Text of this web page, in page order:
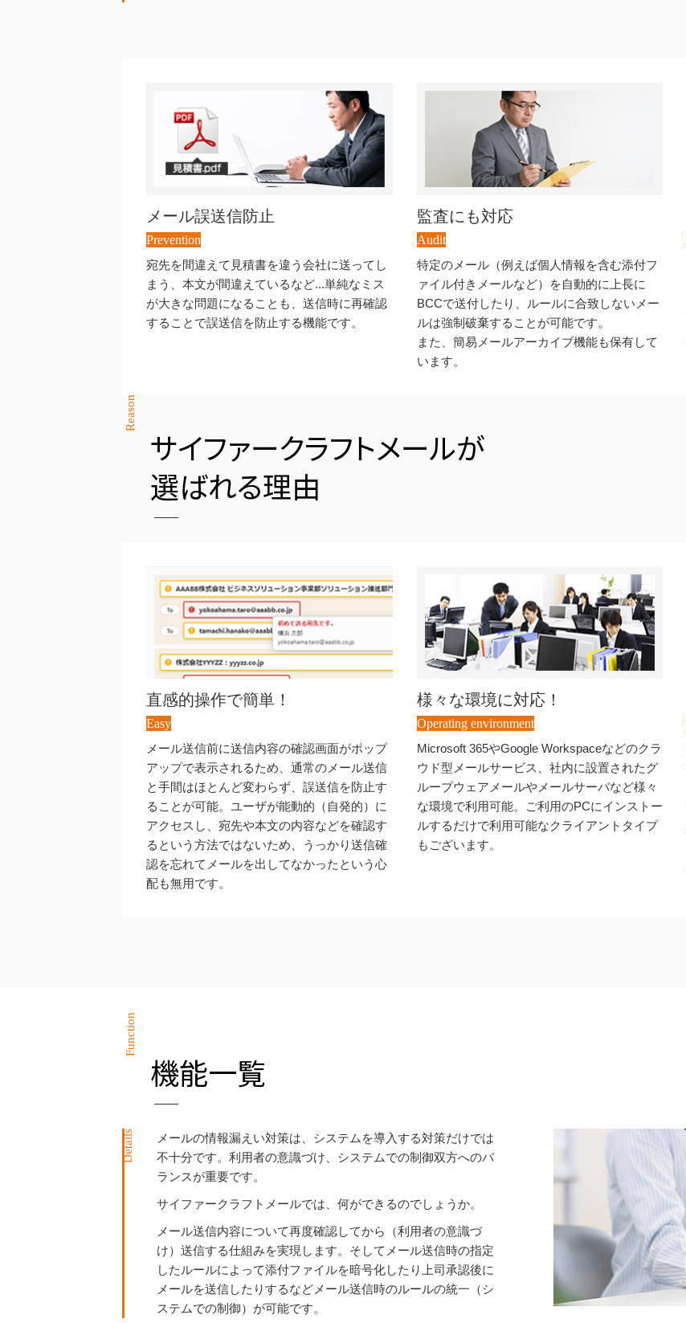
メール誤送信防止
Prevention
宛先を間違えて見積書を違う会社に送ってし
まう、本文が間違えているなど...単純なミス
が大きな問題になることも、送信時に再確認
することで誤送信を防止する機能です。
監査にも対応
Audit
特定のメール（例えば個人情報を含む添付フ
ァイル付きメールなど）を自動的に上長に
BCCで送付したり、ルールに合致しないメー
ルは強制破棄することが可能です。
また、簡易メールアーカイブ機能も保有して
います。
サイファークラフトメールが
選ばれる理由
Reason
直感的操作で簡単！
Easy
メール送信前に送信内容の確認画面がポップ
アップで表示されるため、通常のメール送信
と手間はほとんど変わらず、誤送信を防止す
ることが可能。ユーザが能動的（自発的）に
アクセスし、宛先や本文の内容などを確認す
るという方法ではないため、うっかり送信確
認を忘れてメールを出してなかったという心
配も無用です。
様々な環境に対応！
Operating environment
Microsoft 365やGoogle Workspaceなどのクラ
ウド型メールサービス、社内に設置されたグ
ループウェアメールやメールサーバなど様々
な環境で利用可能。ご利用のPCにインストー
ルするだけで利用可能なクライアントタイプ
もございます。
機能一覧
Function
Details
メールの情報漏えい対策は、システムを導入する対策だけでは
不十分です。利用者の意識づけ、システムでの制御双方へのバ
ランスが重要です。
サイファークラフトメールでは、何ができるのでしょうか。
メール送信内容について再度確認してから（利用者の意識づ
け）送信する仕組みを実現します。そしてメール送信時の指定
したルールによって添付ファイルを暗号化したり上司承認後に
メールを送信したりするなどメール送信時のルールの統一（シ
ステムでの制御）が可能です。